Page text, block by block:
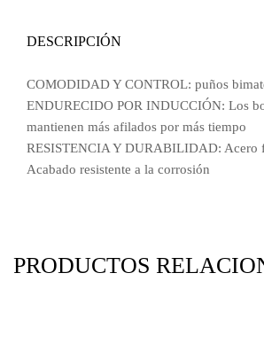
DESCRIPCIÓN
COMODIDAD Y CONTROL: puños
ENDURECIDO POR INDUCCIÓN: Los
mantienen más afilados por más tiempo
RESISTENCIA Y DURABILIDAD: Acero
Acabado resistente a la corrosión
PRODUCTOS